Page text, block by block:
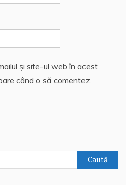
și site-ul web în acest
când o să comentez.